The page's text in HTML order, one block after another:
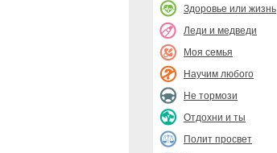
Здоровье или жизнь
Леди и медведи
Моя семья
Научим любого
Не тормози
Отдохни и ты
Полит просвет